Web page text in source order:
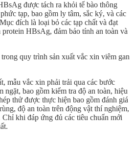
được tách ra khỏi tế bào thông
tạp, bao gồm ly tâm, sắc ký, và các
đích là loại bỏ các tạp chất và đạt
HBsAg, đảm bảo tính an toàn và
quy trình sản xuất vắc xin viêm gan
mẫu vắc xin phải trải qua các bước
ngặt, bao gồm kiểm tra độ an toàn, hiệu
thử được thực hiện bao gồm đánh giá
độ an toàn trên động vật thí nghiệm,
khi đáp ứng đủ các tiêu chuẩn mới